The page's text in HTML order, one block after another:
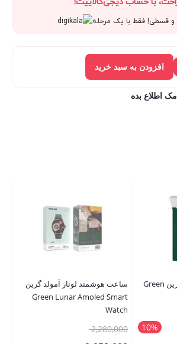
1,140,000 تومان
بود.
و قسطی! فقط با یک مرحله
افزودن به سبد خرید
اطلاع بده
مونوپاد و پایه کلیک 2 گرین Green
10%
ساعت هوشمند لونار آمولد گرین
Green Lunar Amoled Smart
Watch
2,280,000قیمت